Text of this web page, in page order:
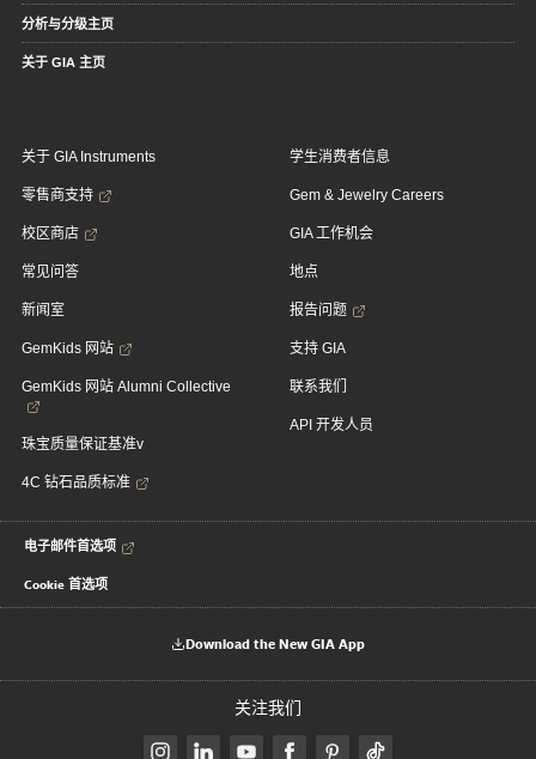
分析与分级主页
关于 GIA 主页
关于 GIA Instruments
零售商支持
校区商店
常见问答
新闻室
GemKids 网站
GemKids 网站 Alumni Collective
珠宝质量保证基准v
4C 钻石品质标准
学生消费者信息
Gem & Jewelry Careers
GIA 工作机会
地点
报告问题
支持 GIA
联系我们
API 开发人员
电子邮件首选项
Cookie 首选项
Download the New GIA App
关注我们